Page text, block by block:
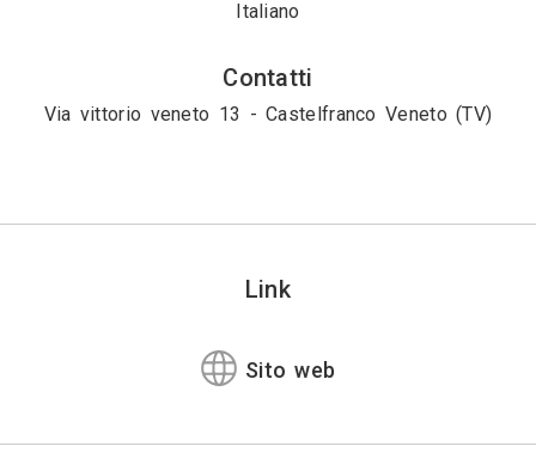
Italiano
Contatti
Via vittorio veneto 13 - Castelfranco Veneto (TV)
Link
Sito web